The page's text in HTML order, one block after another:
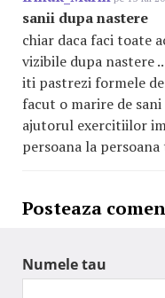
sanii dupa nastere
chiar daca faci toate
vizibile dupa nastere
iti pastrezi formele
facut o marire de
ajutorul exercitiilor
persoana la
Posteaza
Numele tau